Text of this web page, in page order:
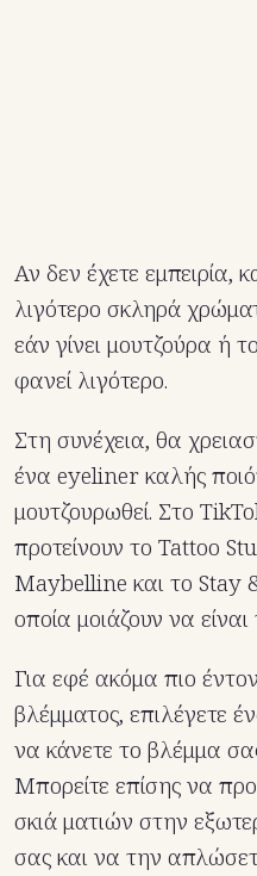
Αν δεν έχετε εμπειρία,
λιγότερο σκληρά
εάν γίνει μουτζούρα ή
φανεί λιγότερο.
Στη συνέχεια, θα
ένα eyeliner καλής
μουτζουρωθεί. Στο
προτείνουν το Tattoo
Maybelline και το Stay
οποία μοιάζουν να
Για εφέ ακόμα πιο
βλέμματος, επιλέγετε
να κάνετε το βλέμμα
Μπορείτε επίσης να
σκιά ματιών στην
σας και να την